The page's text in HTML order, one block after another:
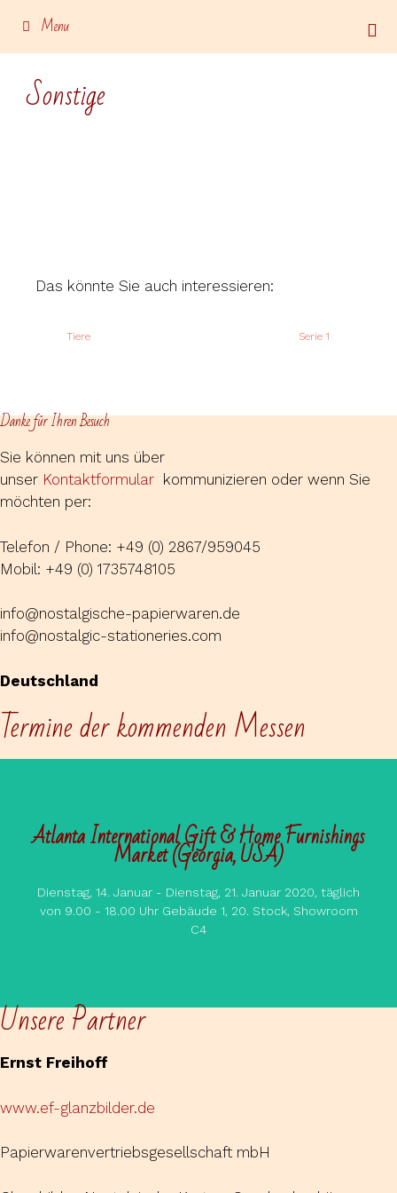
Menu
Sonstige
Das könnte Sie auch interessieren:
Tiere Serie 1
Danke für Ihren Besuch
Sie können mit uns über
unser Kontaktformular kommunizieren oder wenn Sie
möchten per:
Telefon / Phone: +49 (0) 2867/959045
Mobil: +49 (0) 1735748105
info@nostalgische-papierwaren.de
info@nostalgic-stationeries.com
Deutschland
Termine der kommenden Messen
Atlanta International Gift & Home Furnishings
Market (Georgia, USA)
Dienstag, 14. Januar - Dienstag, 21. Januar 2020, täglich
von 9.00 - 18.00 Uhr Gebäude 1, 20. Stock, Showroom
C4
Unsere Partner
Ernst Freihoff
www.ef-glanzbilder.de
Papierwarenvertriebsgesellschaft mbH